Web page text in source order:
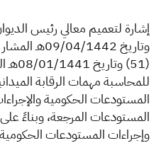
اقتراحات
الزكاة الجمارك
الإقرار الضريبي
التصرفات
وتاريخ 09/
(51)
للمحاسبة مهمات الرقابة
المستودعات الحكومية
وإجراءات المستودعات